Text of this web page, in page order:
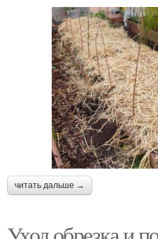
читать дальше →